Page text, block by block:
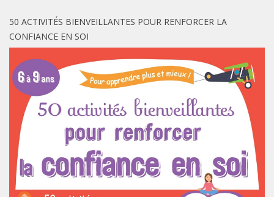
50 ACTIVITÉS BIENVEILLANTES POUR RENFORCER LA
CONFIANCE EN SOI